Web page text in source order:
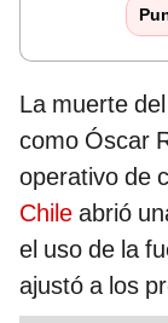
La muerte
como Óscar
operativo de
Chile abrió
el uso de la
ajustó a los